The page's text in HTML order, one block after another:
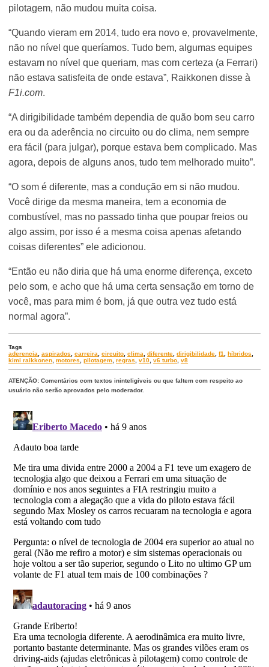
pilotagem, não mudou muita coisa.
“Quando vieram em 2014, tudo era novo e, provavelmente,
não no nível que queríamos. Tudo bem, algumas equipes
estavam no nível que queriam, mas com certeza (a Ferrari)
não estava satisfeita de onde estava”, Raikkonen disse à
F1i.com.
“A dirigibilidade também dependia de quão bom seu carro
era ou da aderência no circuito ou do clima, nem sempre
era fácil (para julgar), porque estava bem complicado. Mas
agora, depois de alguns anos, tudo tem melhorado muito”.
“O som é diferente, mas a condução em si não mudou.
Você dirige da mesma maneira, tem a economia de
combustível, mas no passado tinha que poupar freios ou
algo assim, por isso é a mesma coisa apenas afetando
coisas diferentes” ele adicionou.
“Então eu não diria que há uma enorme diferença, exceto
pelo som, e acho que há uma certa sensação em torno de
você, mas para mim é bom, já que outra vez tudo está
normal agora”.
Tags
aderencia
,aspirados ,carreira ,circuito ,clima ,diferente ,dirigibilidade ,f1 ,híbridos
kimi raikkonen ,motores ,pilotagem ,regras ,v10 ,v6 turbo ,v8
ATENÇÃO: Comentários com textos ininteligíveis ou que faltem com respeito ao
usuário não serão aprovados pelo moderador.